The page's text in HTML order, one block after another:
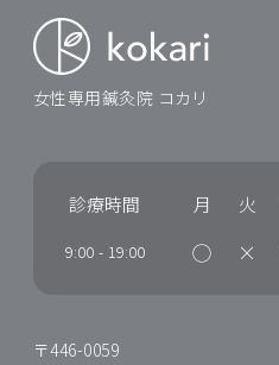
女性専用鍼灸院 コカリ
診療時間 月 火
9:00 - 19:00 ◯ ×
〒446-0059